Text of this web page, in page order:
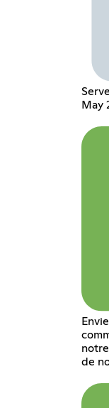
May
de